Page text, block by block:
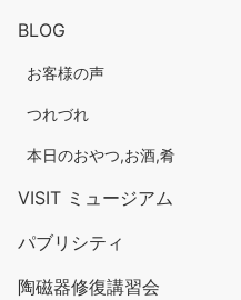
BLOG
お客様の声
つれづれ
本日のおやつ,お酒,肴
VISIT ミュージアム
パブリシティ
陶磁器修復講習会